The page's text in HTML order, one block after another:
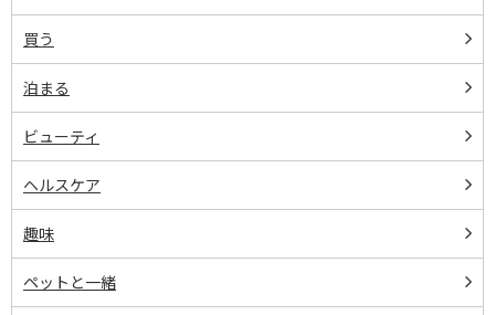
買う
泊まる
ビューティ
ヘルスケア
趣味
ペットと一緒